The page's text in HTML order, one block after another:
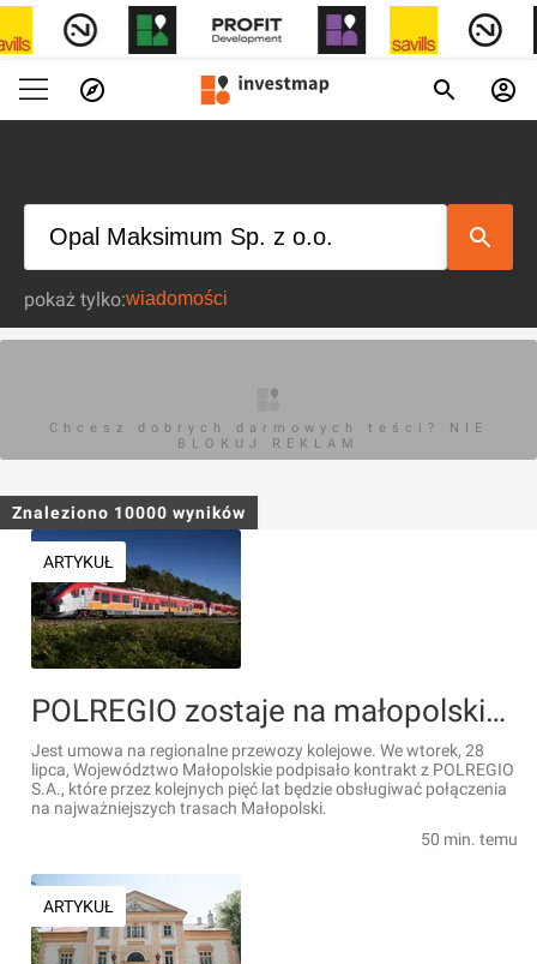
pokaż tylko:
Chcesz dobrych darmowych teści? NIE
BLOKUJ REKLAM
Znaleziono 10000 wyników
ARTYKUŁ
POLREGIO zostaje na małopolskich torach [FILM]
Jest umowa na regionalne przewozy kolejowe. We wtorek, 28
lipca, Województwo Małopolskie podpisało kontrakt z POLREGIO
S.A., które przez kolejnych pięć lat będzie obsługiwać połączenia
na najważniejszych trasach Małopolski.
50 min. temu
ARTYKUŁ